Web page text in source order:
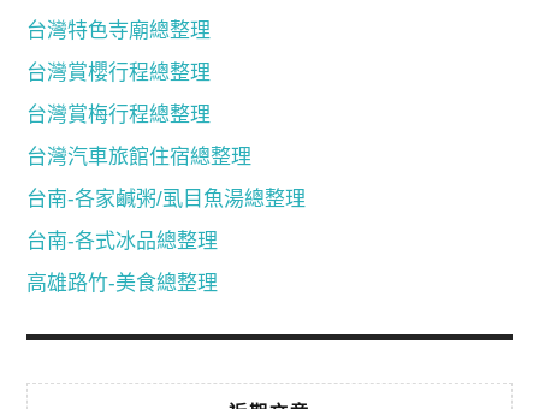
台灣特色寺廟總整理
台灣賞櫻行程總整理
台灣賞梅行程總整理
台灣汽車旅館住宿總整理
台南-各家鹹粥/虱目魚湯總整理
台南-各式冰品總整理
高雄路竹-美食總整理